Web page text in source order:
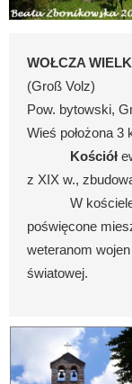
WOŁCZA
(Groß Volz)
Pow. bytowski,
Wieś położona 3
Kościół
z XIX w.,
W
poświęcone
weteranom
światowej.